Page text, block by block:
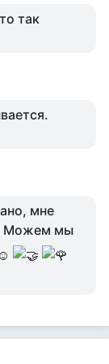
так
мне
Можем мы